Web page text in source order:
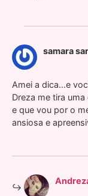
samara
Amei a dica…e
Dreza me tira
e que vou por o
ansiosa e